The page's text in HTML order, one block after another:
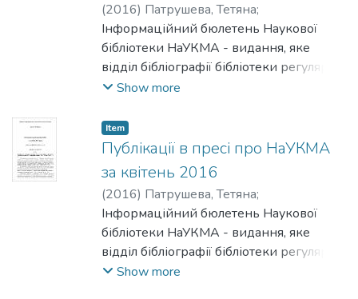
(2016) Патрушева, Тетяна;
Войнаровська, Галина
Інформаційний бюлетень Наукової
бібліотеки НаУКМА - видання, яке
відділ бібліографії бібліотеки регулярно
готує на основі перегляду преси.
публікації викладачів НаУКМА
(основного складу), а також інформацію
про НаУКМА в пресі.
Show more
Item
Публікації в пресі про НаУКМА
за квітень 2016
(2016) Патрушева, Тетяна;
Войнаровська, Галина
Інформаційний бюлетень Наукової
бібліотеки НаУКМА - видання, яке
відділ бібліографії бібліотеки регулярно
готує на основі перегляду преси.
Show more